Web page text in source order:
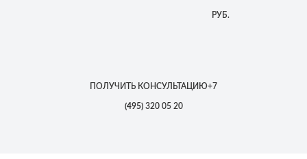
РУБ.
ПОЛУЧИТЬ КОНСУЛЬТАЦИЮ+7
(495)320 05 20